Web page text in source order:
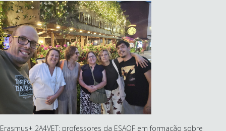
Erasmus+ 2A4VET: professores da ESAOF em formação sobre